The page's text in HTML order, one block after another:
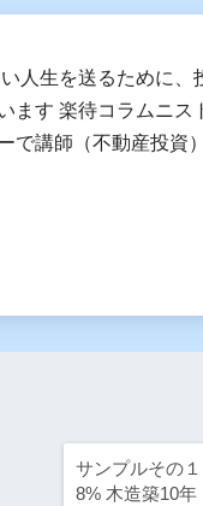
人生を送るために、
ます 楽待コラムニス
で講師（不動産投資
サンプルその
8% 木造築10